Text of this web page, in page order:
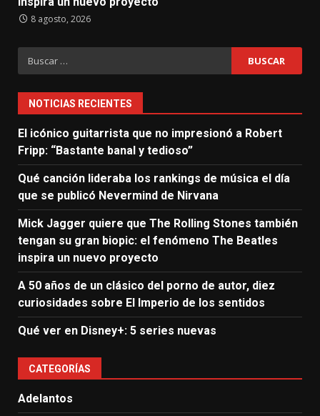
8 agosto, 2026
Buscar:
NOTICIAS RECIENTES
El icónico guitarrista que no impresionó a Robert
Fripp: “Bastante banal y tedioso”
Qué canción lideraba los rankings de música el día
que se publicó Nevermind de Nirvana
Mick Jagger quiere que The Rolling Stones también
tengan su gran biopic: el fenómeno The Beatles
inspira un nuevo proyecto
A 50 años de un clásico del porno de autor, diez
curiosidades sobre El Imperio de los sentidos
Qué ver en Disney+: 5 series nuevas
CATEGORÍAS
Adelantos